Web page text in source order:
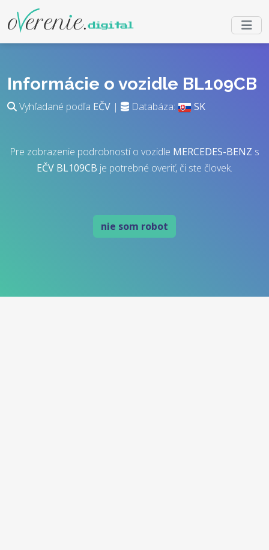
Informácie o vozidle BL109CB
Vyhľadané podľa EČV | Databáza: SK
Pre zobrazenie podrobností o vozidle MERCEDES-BENZ s
EČV BL109CB je potrebné overiť, či ste človek.
nie som robot